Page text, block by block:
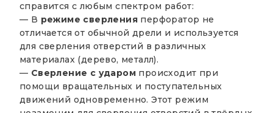
справится с любым спектром работ:
— В режиме сверления перфоратор не
отличается от обычной дрели и используется
для сверления отверстий в различных
материалах (дерево, металл).
— Сверление с ударом происходит при
помощи вращательных и поступательных
движений одновременно. Этот режим